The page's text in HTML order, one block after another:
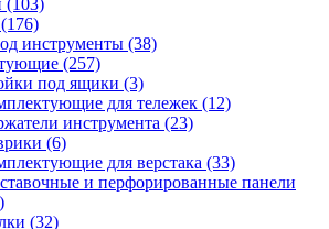
(103)
(176)
инструменты (38)
(257)
под ящики (3)
для тележек (12)
инструмента (23)
(6)
для верстака (33)
и перфорированные панели
(32)